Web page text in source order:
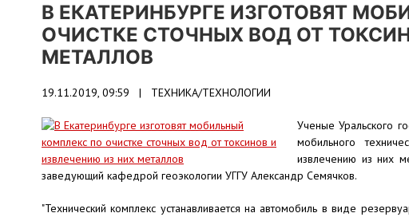
В ЕКАТЕРИНБУРГЕ ИЗГОТОВЯТ
ОЧИСТКЕ СТОЧНЫХ ВОД ОТ
МЕТАЛЛОВ
19.11.2019, 09:59 | ТЕХНИКА/ТЕХНОЛОГИИ
Ученые Уральского
мобильного
извлечению из них
заведующий кафедрой геоэкологии УГГУ Александр Семячков.
"Технический комплекс устанавливается на автомобиль в виде